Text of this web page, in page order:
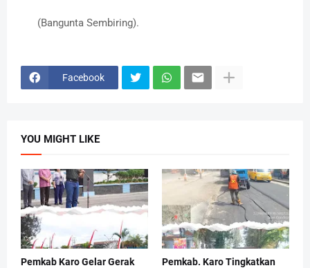
(Bangunta Sembiring).
Facebook
YOU MIGHT LIKE
Pemkab Karo Gelar Gerak
Pemkab. Karo Tingkatkan